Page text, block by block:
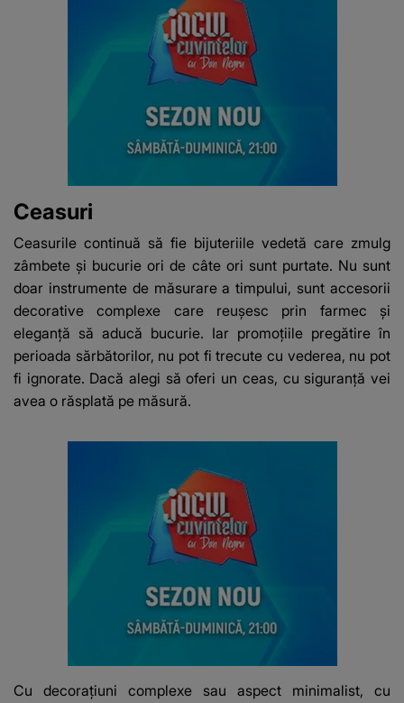
Ceasuri
Ceasurile continuă să fie bijuteriile vedetă care zmulg
zâmbete şi bucurie ori de câte ori sunt purtate. Nu sunt
doar instrumente de măsurare a timpului, sunt accesorii
decorative complexe care reușesc prin farmec şi
eleganță să aducă bucurie. Iar promoțiile pregătire în
perioada sărbătorilor, nu pot fi trecute cu vederea, nu pot
fi ignorate. Dacă alegi să oferi un ceas, cu siguranță vei
avea o răsplată pe măsură.
Cu decorațiuni complexe sau aspect minimalist, cu